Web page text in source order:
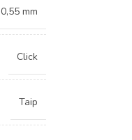
0,55 mm
Click
Taip